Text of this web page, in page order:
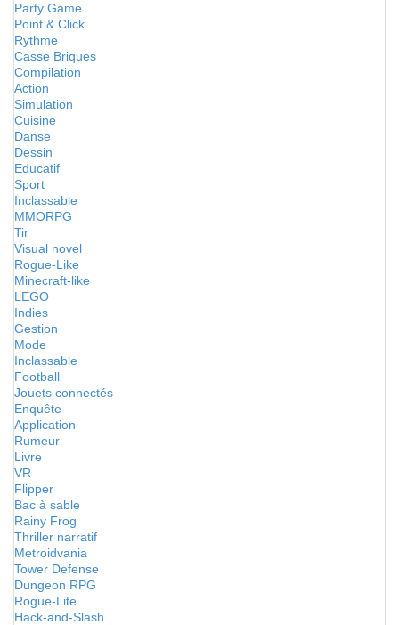
Party Game
Point & Click
Rythme
Casse Briques
Compilation
Action
Simulation
Cuisine
Danse
Dessin
Educatif
Sport
Inclassable
MMORPG
Tir
Visual novel
Rogue-Like
Minecraft-like
LEGO
Indies
Gestion
Mode
Inclassable
Football
Jouets connectés
Enquête
Application
Rumeur
Livre
VR
Flipper
Bac à sable
Rainy Frog
Thriller narratif
Metroidvania
Tower Defense
Dungeon RPG
Rogue-Lite
Hack-and-Slash